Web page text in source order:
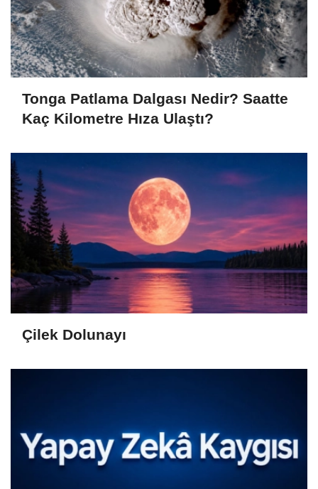
Tonga Patlama Dalgası Nedir? Saatte
Kaç Kilometre Hıza Ulaştı?
Çilek Dolunayı